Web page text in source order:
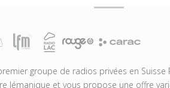
groupe de radios privées en Suisse
lémanique et vous propose une offre